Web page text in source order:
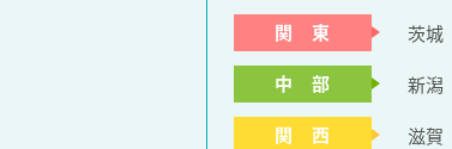
関 東 茨城
中 部 新潟
関 西 滋賀